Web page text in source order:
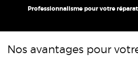
Professionnalisme pour votre
Nos avantages pour